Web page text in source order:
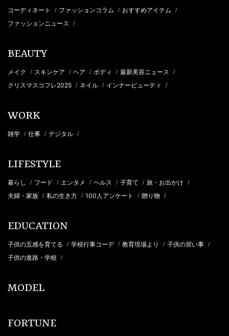
コーディネート / ファッションコラム / おすすめアイテム /
ファッションニュース /
BEAUTY
メイク / スキンケア / ヘア / ボディ / 最新美容ニュース /
クリスマスコフレ2025 / ネイル / インナービューティ /
WORK
雑学 / 仕事 / デジタル /
LIFESTYLE
暮らし / フード / エンタメ / ヘルス / 子育て / 旅・お出かけ /
夫婦・家族 / 私の生き方 / 100人アンケート / 贈り物 /
EDUCATION
子供の五感を育てる / 学校行事コーデ / 教育現場より / 子供の習い事 /
子供の進路・学校 /
MODEL
FORTUNE